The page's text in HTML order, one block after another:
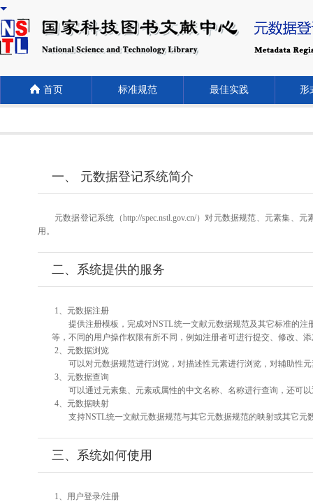
首页 标准规范 最佳实践 形
一、 元数据登记系统简介
元数据登记系统（http://spec.nstl.gov.cn/）对元数据规范、元素集
用。
二、系统提供的服务
1、元数据注册
提供注册模板，完成对NSTL统一文献元数据规范及其它标准的
等，不同的用户操作权限有所不同，例如注册者可进行提交、修改、
2、元数据浏览
可以对元数据规范进行浏览，对描述性元素进行浏览，对辅助性
3、元数据查询
可以通过元素集、元素或属性的中文名称、名称进行查询，还可
4、元数据映射
支持NSTL统一文献元数据规范与其它元数据规范的映射或其它元
三、系统如何使用
1、用户登录/注册